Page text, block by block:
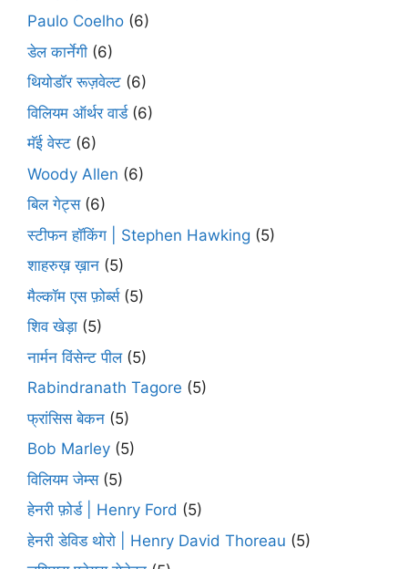
Paulo Coelho (6)
डेल कार्नेगी (6)
थियोडॉर रूज़वेल्ट (6)
विलियम ऑर्थर वार्ड(6)
मॅई वेस्ट (6)
Woody Allen (6)
बिल गेट्स(6)
स्टीफन हॉकिंग | Stephen Hawking (5)
शाहरुख़ ख़ान (5)
मैल्कॉम एस फ़ोर्ब्स(5)
शिव खेड़ा (5)
नार्मन विंसेन्ट पील(5)
Rabindranath Tagore (5)
फ्रांसिस बेकन (5)
Bob Marley (5)
विलियम जेम्स(5)
हेनरी फ़ोर्ड | Henry Ford (5)
हेनरी डेविड थोरो | Henry David Thoreau (5)